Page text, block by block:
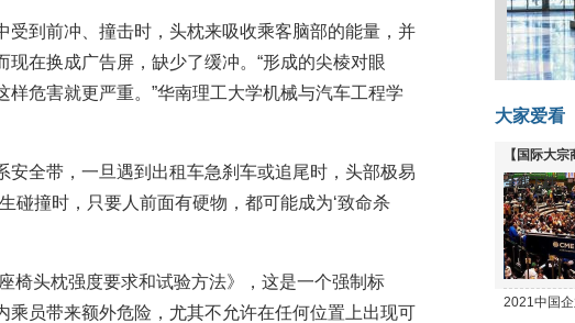
受到前冲、撞击时，头枕来吸收乘客脑部的能量，并
现在换成广告屏，缺少了缓冲。“形成的尖棱对眼
样危害就更严重。”华南理工大学机械与汽车工程学
安全带，一旦遇到出租车急刹车或追尾时，头部极易
碰撞时，只要人前面有硬物，都可能成为‘致命杀
椅头枕强度要求和试验方法》，这是一个强制标
乘员带来额外危险，尤其不允许在任何位置上出现可
菲律宾
大家爱看
【国际大
全线下跌
2021中国